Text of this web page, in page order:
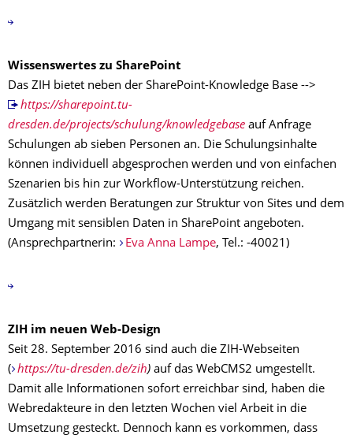
Wissenswertes zu SharePoint
Das ZIH bietet neben der SharePoint-Knowledge Base -->
https://sharepoint.tu-
dresden.de/projects/schulung/knowledgebase auf Anfrage
Schulungen ab sieben Personen an. Die Schulungsinhalte
können individuell abgesprochen werden und von einfachen
Szenarien bis hin zur Workflow-Unterstützung reichen.
Zusätzlich werden Beratungen zur Struktur von Sites und dem
Umgang mit sensiblen Daten in SharePoint angeboten.
(Ansprechpartnerin:
Eva Anna Lampe, Tel.: -40021)
ZIH im neuen Web-Design
Seit 28. September 2016 sind auch die ZIH-Webseiten
( https://tu-dresden.de/zih)auf das WebCMS2 umgestellt.
Damit alle Informationen sofort erreichbar sind, haben die
Webredakteure in den letzten Wochen viel Arbeit in die
Umsetzung gesteckt. Dennoch kann es vorkommen, dass